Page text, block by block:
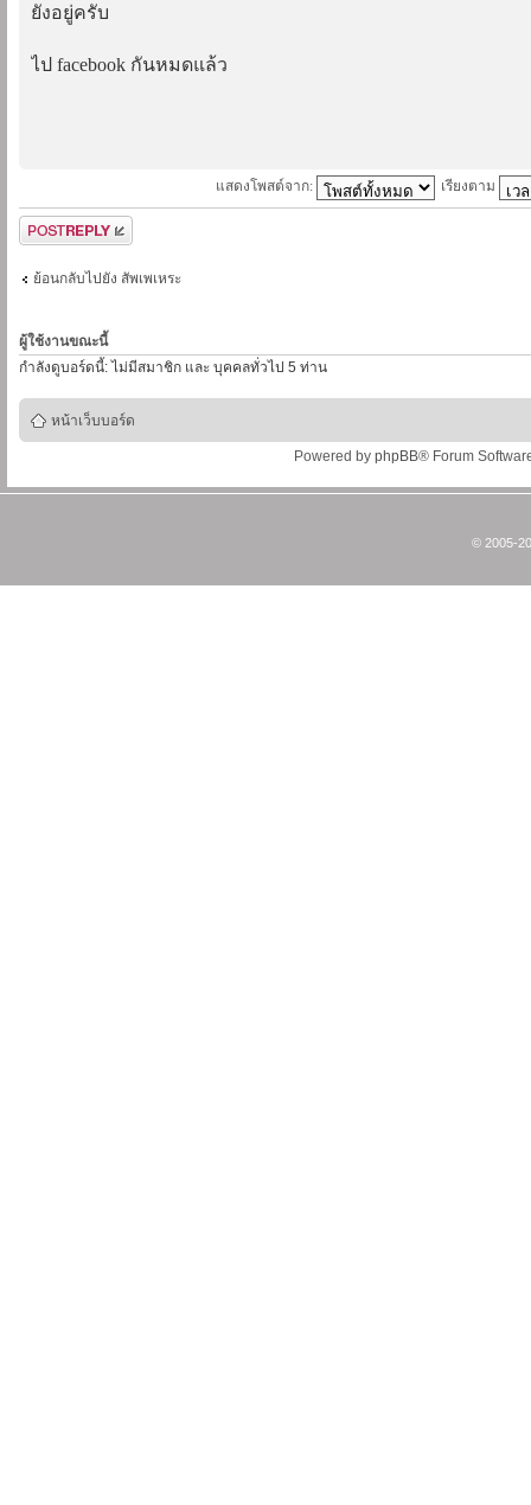
ยังอยู่ครับ
ไป facebook กันหมดแล้ว
แสดงโพสต์จาก: เรียงตาม
ตอบกระทู้
ย้อนกลับไปยัง สัพเพเหระ
ผู้ใช้งานขณะนี้
กำลังดูบอร์ดนี้: ไม่มีสมาชิก และ บุคคลทั่วไป 5 ท่าน
หน้าเว็บบอร์ด
Powered by phpBB® Forum
© 2005-